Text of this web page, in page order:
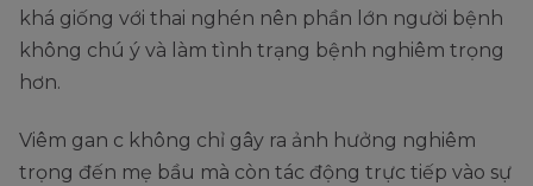
khá giống với thai nghén nên phần lớn người bệnh
không chú ý và làm tình trạng bệnh nghiêm trọng
hơn.
Viêm gan c không chỉ gây ra ảnh hưởng nghiêm
trọng đến mẹ bầu mà còn tác động trực tiếp vào sự